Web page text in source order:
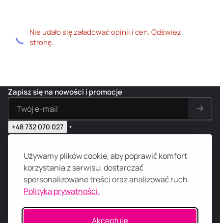
Używamy plików cookie, aby poprawić komfort
korzystania z serwisu, dostarczać
spersonalizowane treści oraz analizować ruch.
Polityka prywatności.
Akceptuję
Nie udało się załadować opinii i cen. Odśwież
stronę.
Zapisz się na nowości i promocje
+48 732 070 027
sklep@s69.pl
Zarządzanie
Edukacja 18+